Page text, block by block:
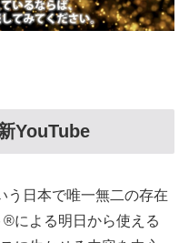
YouTube
う日本で唯一無二の存在
による明日から使える